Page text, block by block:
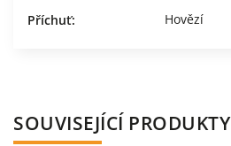
Příchuť: Hovězí
SOUVISEJÍCÍ PRODUKTY